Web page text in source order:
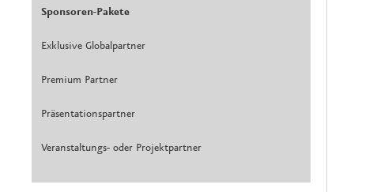
Sponsoren-Pakete
Exklusive Globalpartner
Premium Partner
Präsentationspartner
Veranstaltungs- oder Projektpartner